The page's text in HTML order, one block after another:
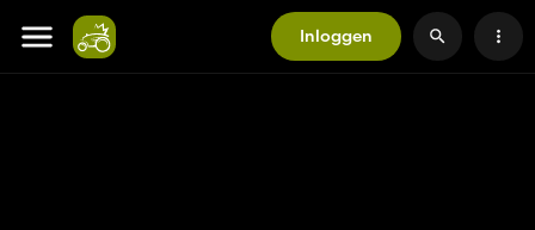
Inloggen